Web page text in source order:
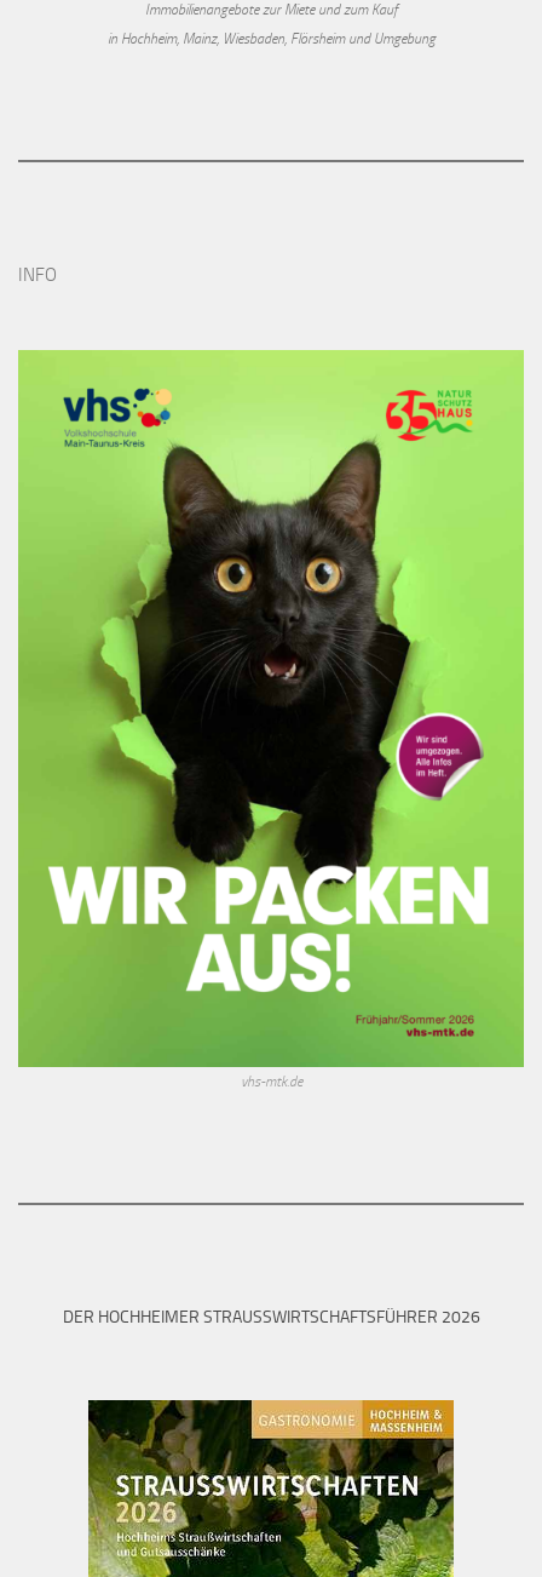
Immobilienangebote zur Miete und zum Kauf
in Hochheim, Mainz, Wiesbaden, Flörsheim und Umgebung
INFO
vhs-mtk.de
DER HOCHHEIMER STRAUSSWIRTSCHAFTSFÜHRER 2026